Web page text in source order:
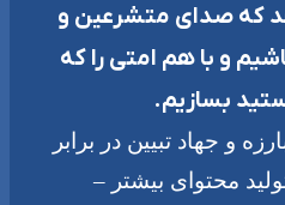
که صدای متشرعین و
و با هم امتی را که
بسازیم.
و جهاد تبیین در برابر
محتوای بیشتر –